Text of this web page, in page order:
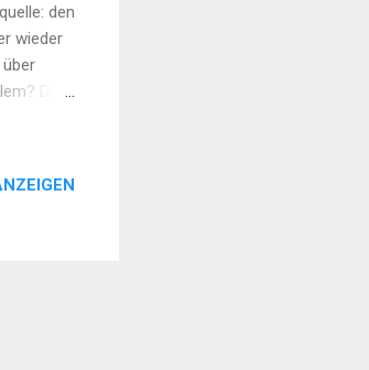
den
wieder
Die
ist